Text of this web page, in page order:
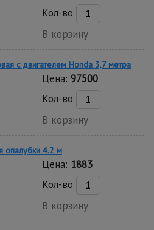
Кол-во
В корзину
с двигателем Honda 3,7 метра
Цена: 97500
Кол-во
В корзину
опалубки 4.2 м
Цена: 1883
Кол-во
В корзину